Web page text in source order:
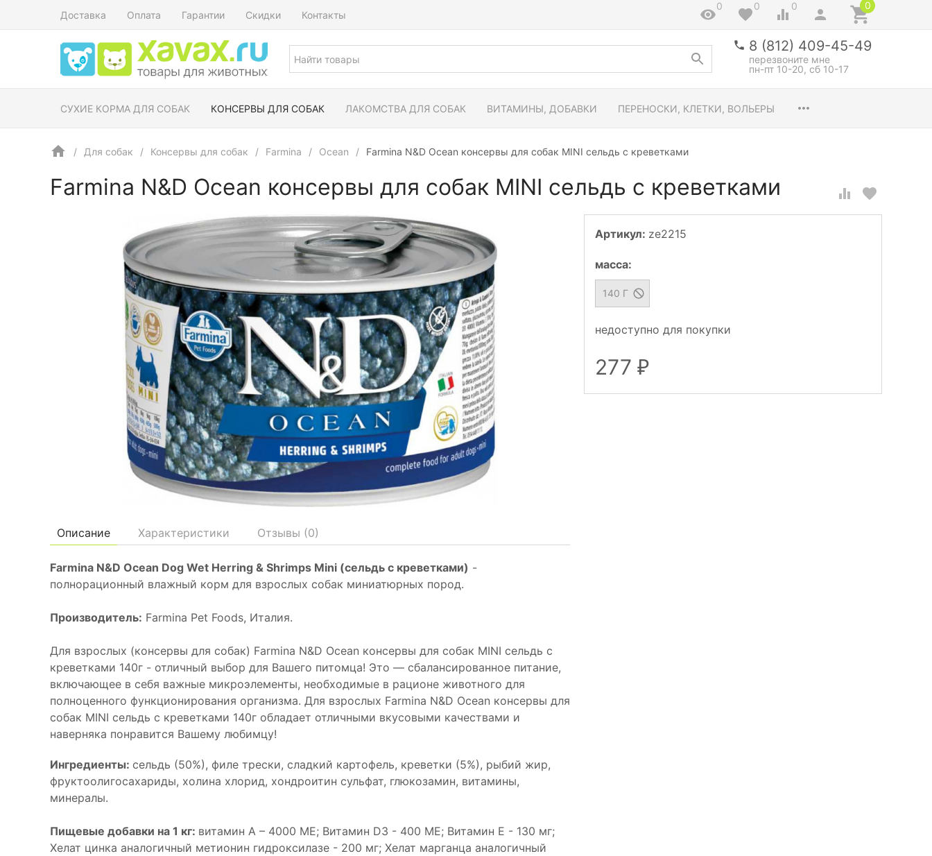
Доставка Оплата Гарантии Скидки Контакты
0 0 0 0
8 (812) 409-45-49
перезвоните мне
пн-пт 10-20, сб 10-17
СУХИЕ КОРМА ДЛЯ СОБАК КОНСЕРВЫ ДЛЯ СОБАК ЛАКОМСТВА ДЛЯ СОБАК ВИТАМИНЫ, ДОБАВКИ ПЕРЕНОСКИ, КЛЕТКИ, ВОЛЬЕРЫ
Для собак Консервы для собак Farmina Ocean Farmina N&D Ocean консервы для собак MINI сельдь с креветками
Farmina N&D Ocean консервы для собак MINI сельдь с креветками
Артикул: ze2215
масса:
140 Г
недоступно для покупки
277 ₽
Описание Характеристики Отзывы (0)
Farmina N&D Ocean Dog Wet Herring & Shrimps Mini (сельдь с креветками) -
полнорационный влажный корм для взрослых собак миниатюрных пород.
Производитель: Farmina Pet Foods, Италия.
Для взрослых (консервы для собак) Farmina N&D Ocean консервы для собак MINI сельдь с
креветками 140г - отличный выбор для Вашего питомца! Это — сбалансированное питание,
включающее в себя важные микроэлементы, необходимые в рационе животного для
полноценного функционирования организма. Для взрослых Farmina N&D Ocean консервы для
собак MINI сельдь с креветками 140г обладает отличными вкусовыми качествами и
наверняка понравится Вашему любимцу!
Ингредиенты: сельдь (50%), филе трески, сладкий картофель, креветки (5%), рыбий жир,
фруктоолигосахариды, холина хлорид, хондроитин сульфат, глюкозамин, витамины,
минералы.
Пищевые добавки на 1 кг: витамин А – 4000 МЕ; Витамин D3 - 400 МЕ; Витамин Е - 130 мг;
Хелат цинка аналогичный метионин гидроксилазе - 200 мг; Хелат марганца аналогичный